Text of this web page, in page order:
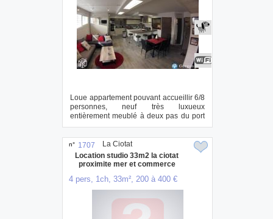
Loue appartement pouvant accueillir 6/8
personnes, neuf très luxueux
entièrement meublé à deux pas du port
et moins de 1...
n° 1707
Location studio 33m2 la ciotat
proximite mer et commerce
4 pers, 1ch, 33m², 200 à 400 €
La Ciotat